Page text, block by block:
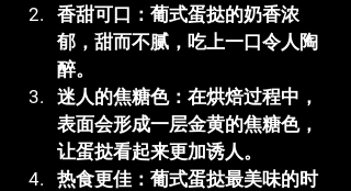
香甜可口 ：葡式蛋挞的奶香浓
郁，甜而不腻，吃上一口令人陶
醉。
迷人的焦糖色：在烘焙过程中，
表面会形成一层金黄的焦糖色，
让蛋挞看起来更加诱人。
热食更佳 ：葡式蛋挞最美味的时